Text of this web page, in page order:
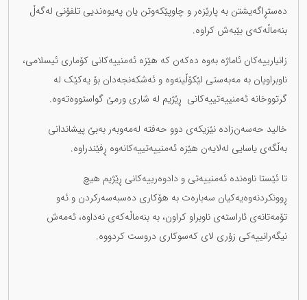
دەستڕاگەیشتن بە پارێزەر و چاوپێکەوتن یان پەیوەندیی تلفۆنی لەگەڵ
بنەماڵەکەی بێبەش کراوە.
زانیارییەکان ئاماژە بەوە دەکەن کە هێزە ئەمنییەکانی کۆماری ئیسلامی،
ناوبراویان بە مەبەستی لێکۆڵینەوە و ئەشکەنجەدان بۆ یەکێک لە
گرتووخانە ئەمنییەتییەکانی ڕێژیم لە شاری ورمێ گواستووەتەوە.
خالید حەسەن‌زادە نێزیکەی دوو حەفتە لەمەوبەر بەبێ پیشاندانی
بەڵگەی یاسایی لەلایەن هێزە ئەمنییەتییەکانەوە ڕفێندراوە.
تا ئێستا ناوەندە ئەمنییەتی و دادوەرییەکانی ڕێژیم هیچ
ڕوونکردنەوەیەکیان سەبارەت بە هۆکاری دەسبەسەرکردن و ئەو
تۆمەتانەی ئاراستەی ناوبراو کراون، بە بنەماڵەکەی نەداوە، ئەمەش
نیگەرانییەکی زۆری لای کەسوکاری دروست کردووە.